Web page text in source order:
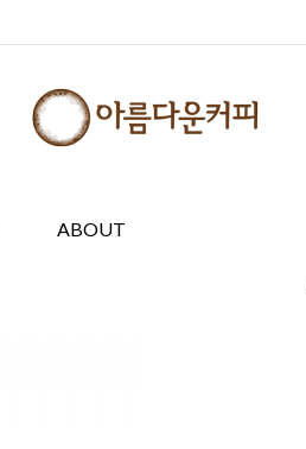
ABOUT